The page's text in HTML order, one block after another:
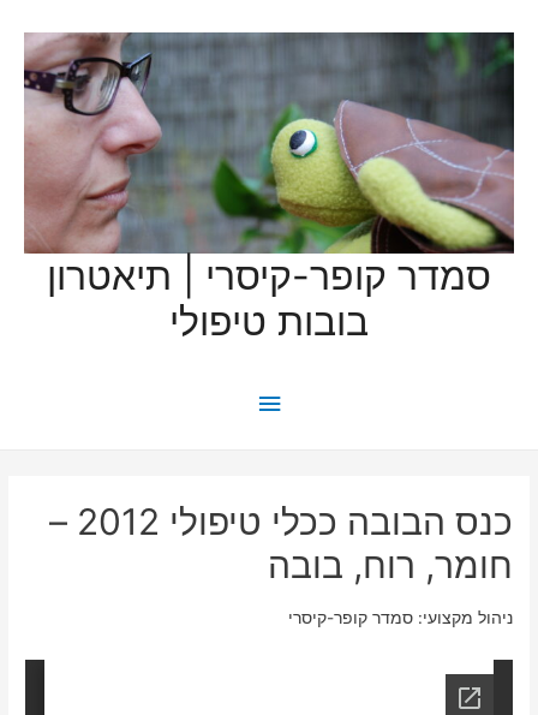
סמדר קופר-קיסרי | תיאטרון
בובות טיפולי
תפריט
כנס הבובה ככלי טיפולי 2012 –
חומר, רוח, בובה
ניהול מקצועי: סמדר קופר-קיסרי